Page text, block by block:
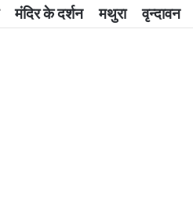
मंदिर के दर्शन मथुरा वृन्दावन